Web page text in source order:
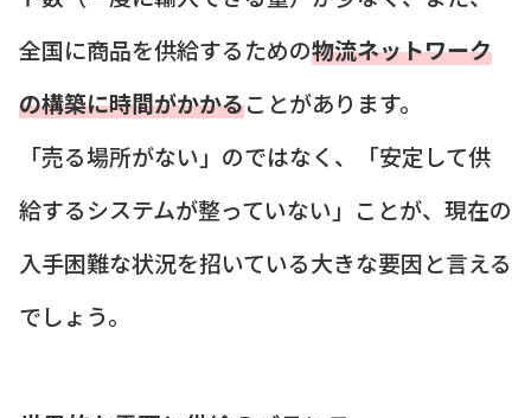
全国に商品を供給するための物流ネットワーク
の構築に時間がかかることがあります。
「売る場所がない」のではなく、「安定して供
給するシステムが整っていない」ことが、現在の
入手困難な状況を招いている大きな要因と言える
でしょう。